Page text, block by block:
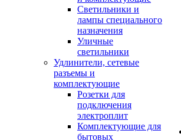
Светильники и
лампы специального
назначения
Уличные
светильники
Удлинители, сетевые
разъемы и
комплектующие
Розетки для
подключения
электроплит
Комплектующие для
бытовых